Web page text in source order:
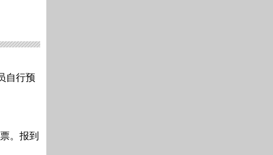
自行预
。报到